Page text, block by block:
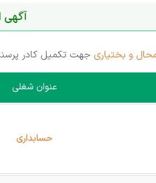
و بختیاری جهت تکمیل کادر
عنوان شغلی
حسابداری